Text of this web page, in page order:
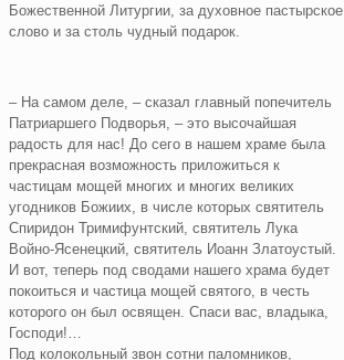
Божественной Литургии, за духовное пастырское
слово и за столь чудный подарок.
– На самом деле, – сказал главный попечитель
Патриаршего Подворья, – это высочайшая
радость для нас! До сего в нашем храме была
прекрасная возможность приложиться к
частицам мощей многих и многих великих
угодников Божиих, в числе которых святитель
Спиридон Тримифунтский, святитель Лука
Войно-Ясенецкий, святитель Иоанн Златоустый.
И вот, теперь под сводами нашего храма будет
покоиться и частица мощей святого, в честь
которого он был освящен. Спаси вас, владыка,
Господи!…
Под колокольный звон сотни паломников,